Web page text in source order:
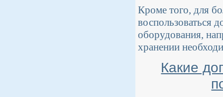
Кроме того, для
воспользоваться
оборудования,
хранении
Какие